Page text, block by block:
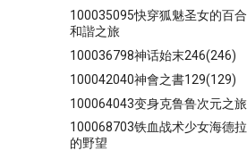
100035095快穿狐魅圣女的百合
和諧之旅
100036798神话始末246(246)
100042040神會之書129(129)
100064043变身克鲁鲁次元之旅
100068703铁血战术少女海德拉
的野望